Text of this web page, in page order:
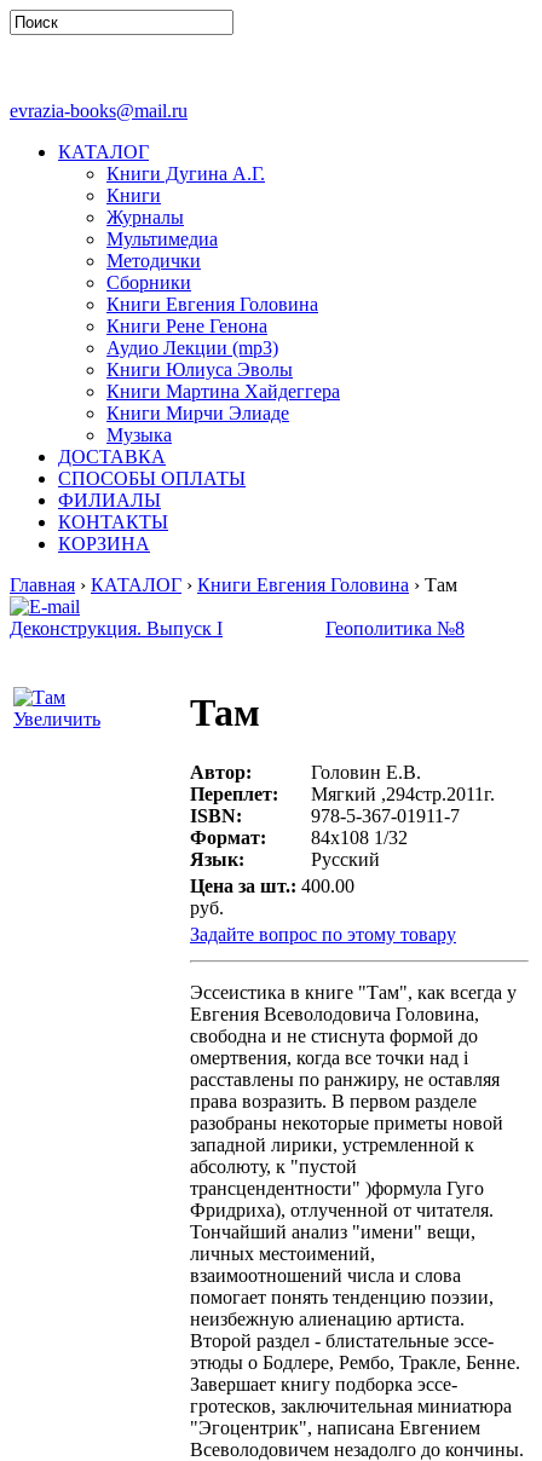
evrazia-books@mail.ru
КАТАЛОГ
Книги Дугина А.Г.
Книги
Журналы
Мультимедиа
Методички
Сборники
Книги Евгения Головина
Книги Рене Генона
Аудио Лекции (mp3)
Книги Юлиуса Эволы
Книги Мартина Хайдеггера
Книги Мирчи Элиаде
Музыка
ДОСТАВКА
СПОСОБЫ ОПЛАТЫ
ФИЛИАЛЫ
КОНТАКТЫ
КОРЗИНА
Главная › КАТАЛОГ › Книги Евгения Головина › Там
Деконструкция. Выпуск I Геополитика №8
Увеличить Там
Автор:
Головин Е.В.
Переплет:
Мягкий ,294стр.2011г.
ISBN:
978-5-367-01911-7
Формат:
84х108 1/32
Язык:
Русский
Цена за шт.: 400.00
руб.
Задайте вопрос по этому товару
Эссеистика в книге "Там", как всегда у
Евгения Всеволодовича Головина,
свободна и не стиснута формой до
омертвения, когда все точки над i
расставлены по ранжиру, не оставляя
права возразить. В первом разделе
разобраны некоторые приметы новой
западной лирики, устремленной к
абсолюту, к "пустой
трансцендентности" )формула Гуго
Фридриха), отлученной от читателя.
Тончайший анализ "имени" вещи,
личных местоимений,
взаимоотношений числа и слова
помогает понять тенденцию поэзии,
неизбежную алиенацию артиста.
Второй раздел - блистательные эссе-
этюды о Бодлере, Рембо, Тракле, Бенне.
Завершает книгу подборка эссе-
гротесков, заключительная миниатюра
"Эгоцентрик", написана Евгением
Всеволодовичем незадолго до кончины.